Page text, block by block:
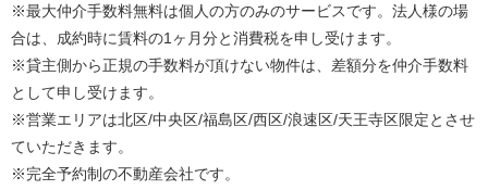
※最大仲介手数料無料は個人の方のみのサービスです。法人様の場
合は、成約時に賃料の1ヶ月分と消費税を申し受けます。
※貸主側から正規の手数料が頂けない物件は、差額分を仲介手数料
として申し受けます。
※営業エリアは北区/中央区/福島区/西区/浪速区/天王寺区限定とさせ
ていただきます。
※完全予約制の不動産会社です。